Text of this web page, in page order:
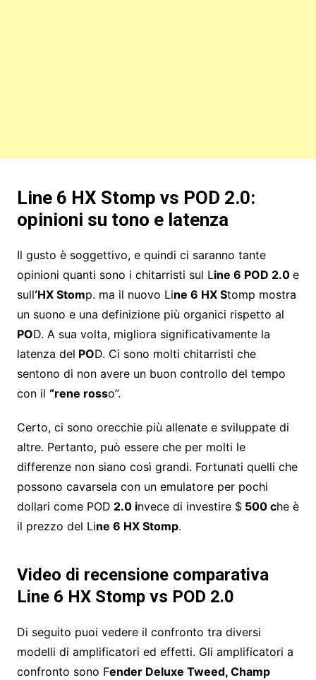
Line 6 HX Stomp vs POD 2.0:
opinioni su tono e latenza
Il gusto è soggettivo, e quindi ci saranno tante
opinioni quanti sono i chitarristi sul Line 6 POD 2.0 e
sull‘HX Stomp. ma il nuovo Line 6 HX Stomp mostra
un suono e una definizione più organici rispetto al
POD. A sua volta, migliora significativamente la
latenza del POD. Ci sono molti chitarristi che
sentono di non avere un buon controllo del tempo
con il “rene rosso”.
Certo, ci sono orecchie più allenate e sviluppate di
altre. Pertanto, può essere che per molti le
differenze non siano così grandi. Fortunati quelli che
possono cavarsela con un emulatore per pochi
dollari come POD 2.0 invece di investire $500 che è
il prezzo del Line 6 HX Stomp.
Video di recensione comparativa
Line 6 HX Stomp vs POD 2.0
Di seguito puoi vedere il confronto tra diversi
modelli di amplificatori ed effetti. Gli amplificatori a
confronto sono Fender Deluxe Tweed, Champ